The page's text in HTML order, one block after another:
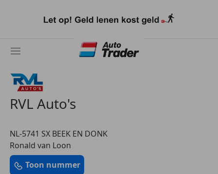
naar
RVL Auto's
NL-5741 SX BEEK EN DONK
Ronald van Loon
Toon nummer